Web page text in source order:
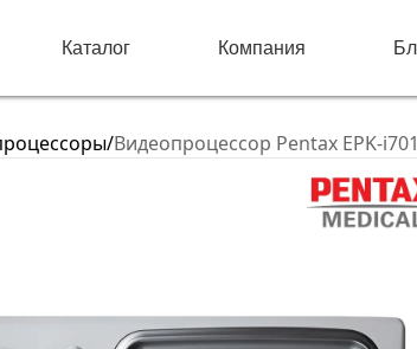
Каталог Компания
/Видеопроцессор Pentax EPK-